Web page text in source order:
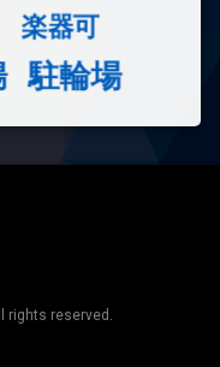
楽器可
駐輪場
rights reserved.